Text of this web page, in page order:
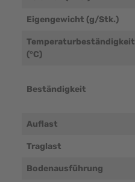
Eigengewicht (g/Stk.)
Temperaturbeständigkeit
(°C)
Beständigkeit
Auflast
Traglast
Bodenausführung